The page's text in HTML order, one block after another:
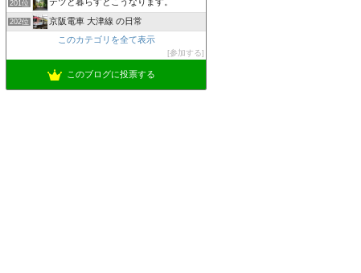
201位 テツと暮らすとこうなります。
202位
京阪電車 大津線 の日常
このカテゴリを全て表示
参加する
このブログに投票する